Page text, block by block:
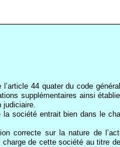
44 quater du code
supplémentaires ainsi
société entrait bien dans le
correcte sur la nature de
de cette société au titre